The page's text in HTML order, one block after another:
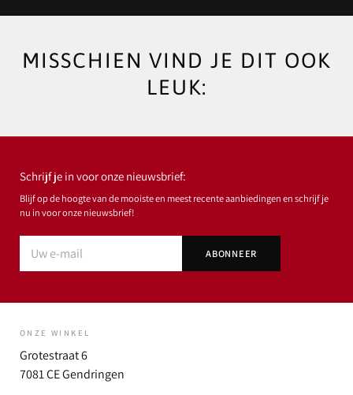
MISSCHIEN VIND JE DIT OOK
LEUK:
Schrijf je in voor onze nieuwsbrief:
Blijf op de hoogte van de mooiste en meest recente aanbiedingen en schrijf je
nu in voor onze nieuwsbrief!
ONZE WINKEL
Grotestraat 6
7081 CE Gendringen